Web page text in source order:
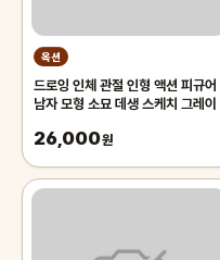
옥션
드로잉 인체 관절 인형 액션 피규어
남자 모형 소묘 데생 스케치 그레이
26,000원